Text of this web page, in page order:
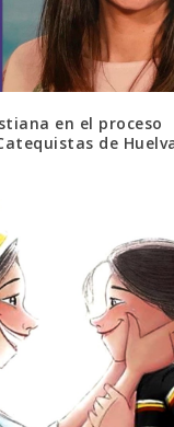
en el proceso
de